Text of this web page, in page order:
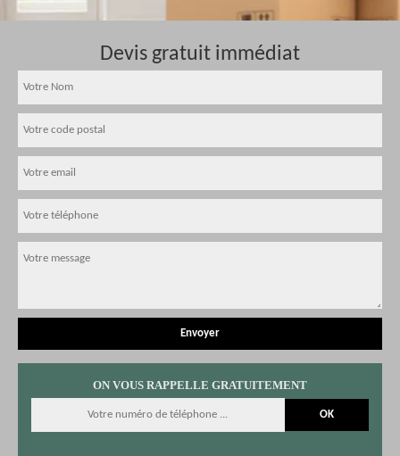
Devis gratuit immédiat
ON VOUS RAPPELLE GRATUITEMENT